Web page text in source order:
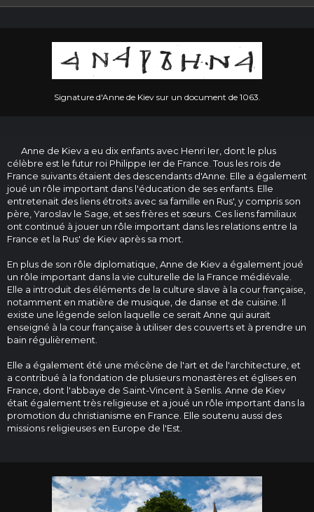
Signature d'Anne de Kiev sur un document de 1063.
Anne de Kiev a eu dix enfants avec Henri Ier, dont le plus
célèbre est le futur roi Philippe Ier de France. Tous les rois de
France suivants étaient des descendants d'Anne. Elle a également
joué un rôle important dans l'éducation de ses enfants. Elle
entretenait des liens étroits avec sa famille en Rus', y compris son
père, Yaroslav le Sage, et ses frères et sœurs. Ces liens familiaux
ont continué à jouer un rôle important dans les relations entre la
France et la Rus' de Kiev après sa mort.
En plus de son rôle diplomatique, Anne de Kiev a également joué
un rôle important dans la vie culturelle de la France médiévale.
Elle a introduit des éléments de la culture slave à la cour française,
notamment en matière de musique, de danse et de cuisine. Il
existe une légende selon laquelle ce serait Anne qui aurait
enseigné à la cour française à utiliser des couverts et à prendre un
bain régulièrement.
Elle a également été une mécène de l'art et de l'architecture, et
a contribué à la fondation de plusieurs monastères et églises en
France, dont l'abbaye de Saint-Vincent à Senlis. Anne de Kiev
était également très religieuse et a joué un rôle important dans la
promotion du christianisme en France. Elle soutenu aussi des
missions religieuses en Europe de l'Est.